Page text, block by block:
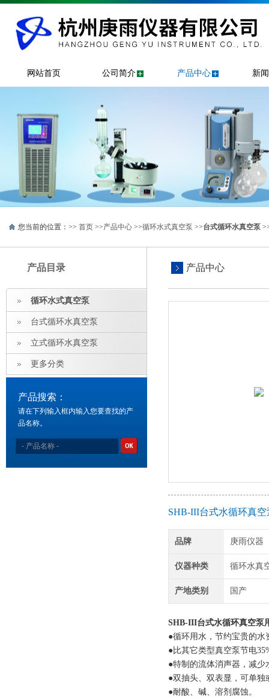
网站首页 公司简介 产品中心 新
您当前的位置：>> 首页 >>产品中心 >>循环水式真空泵 >>台式循环水真空泵
产品目录
循环水式真空泵
台式循环水真空泵
立式循环水真空泵
更多分类
产品搜索：
请在下列输入框内输入您要查找的产
品名称。
产品中心
SHB-III台式水循环真
品牌 庚雨仪器
仪器种类 循环水真
产地类别 国产
SHB-III台式水循环真空泵​
●循环用水，节约宝贵的水
●比其它类型真空泵节电
●特制的流体消声器，减
●双抽头、双表显，可单独
●耐酸、碱、溶剂腐蚀。